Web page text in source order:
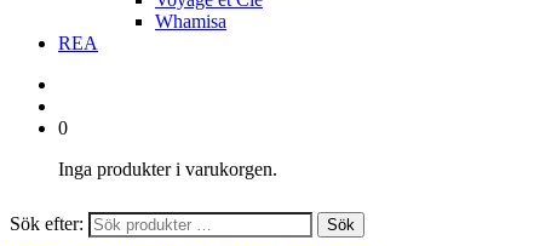
Whamisa
REA
0
Inga produkter i varukorgen.
Sök efter: Sök